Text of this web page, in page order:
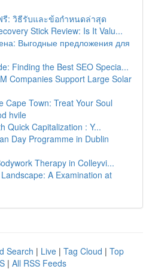
รี: วิธีรับและข้อกำหนดล่าสุด
Stick Review: Is It Valu...
Выгодные предложения для
Finding the Best SEO Specia...
Companies Support Large Solar
Cape Town: Treat Your Soul
hvile
Quick Capitalization : Y...
Day Programme in Dublin
Therapy in Colleyvi...
A Examination at
Search | Live | Tag Cloud | Top
| All RSS Feeds